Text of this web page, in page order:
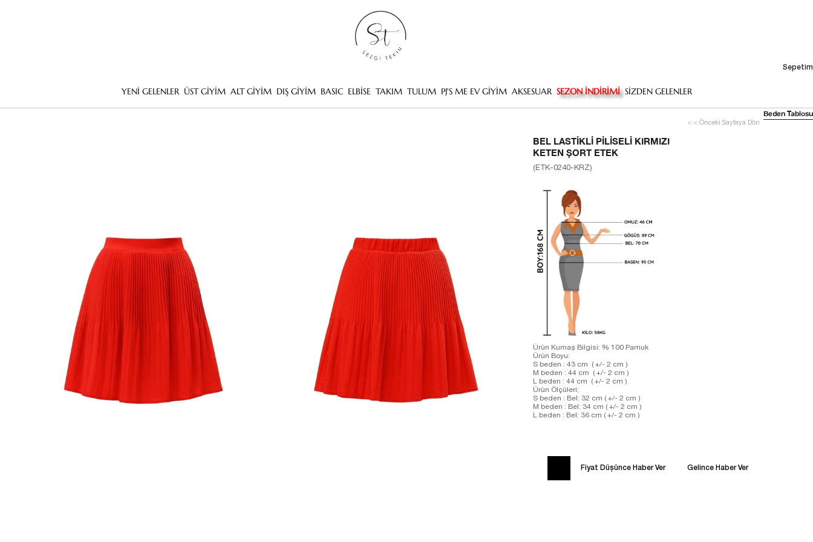
Sepetim
YENİ GELENLER ÜST GİYİM ALT GİYİM DIŞ GİYİM BASIC ELBİSE TAKIM TULUM PJ'S ME EV GİYİM AKSESUAR SEZON İNDİRİMİ SİZDEN GELENLER
< < Önceki Sayfaya Dön
BEL LASTIKLI PILISELI KIRMIZI
KETEN ŞORT ETEK
(ETK-0240-KRZ)
Ürün Kumaş Bilgisi: % 100 Pamuk
Ürün Boyu:
S beden : 43 cm ( +/- 2 cm )
M beden : 44 cm ( +/- 2 cm )
L beden : 44 cm ( +/- 2 cm )
Ürün Ölçüleri;
S beden : Bel: 32 cm ( +/- 2 cm )
M beden : Bel: 34 cm ( +/- 2 cm )
L beden : Bel: 36 cm ( +/- 2 cm )
Fiyat Düşünce Haber Ver Gelince Haber Ver
Beden Tablosu